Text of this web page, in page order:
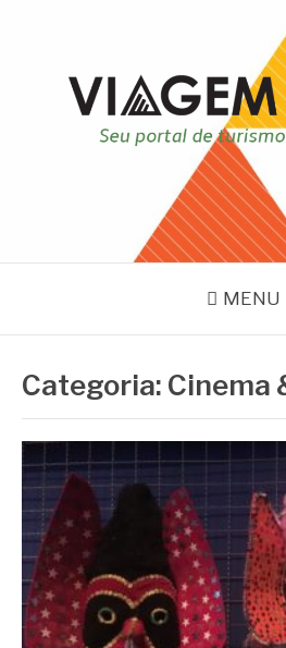
VIAGEM VIVA
Seu portal de turismo sustentável
MENU
Categoria: Cinema